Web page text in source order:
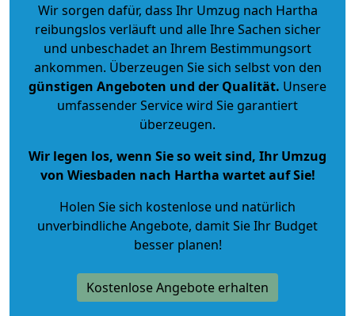
Wir sorgen dafür, dass Ihr Umzug nach Hartha
reibungslos verläuft und alle Ihre Sachen sicher
und unbeschadet an Ihrem Bestimmungsort
ankommen. Überzeugen Sie sich selbst von den
günstigen Angeboten und der Qualität. Unsere
umfassender Service wird Sie garantiert
überzeugen.
Wir legen los, wenn Sie so weit sind, Ihr Umzug
von Wiesbaden nach Hartha wartet auf Sie!
Holen Sie sich kostenlose und natürlich
unverbindliche Angebote, damit Sie Ihr Budget
besser planen!
Kostenlose Angebote erhalten